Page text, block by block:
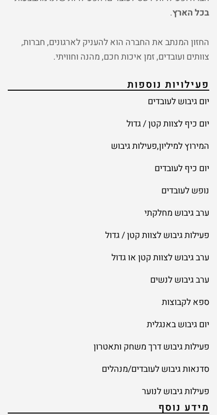
בכל הארץ.
החזון המנתב את החברה הוא להעניק לארגונים, חברות,
צוותים ועובדים, זמן איכות חכם, מהנה וחוויתי.
פעילויות נוספות
יום גיבוש לעובדים
יום כיף לצוות קטן / גדול
המירוץ למיליון,פעילות גיבוש
יום כיף לעובדים
נופש לעובדים
ערב גיבוש מחלקתי
פעילות גיבוש לצוות קטן / גדול
ערב גיבוש לצוות קטן או גדול
ערב גיבוש לנשים
ספא לקבוצות
יום גיבוש באנגלית
פעילות גיבוש דרך משחק ותאטרון
סדנאות גיבוש לעובדים/מנהלים
פעילות גיבוש לנוער
מידע נוסף